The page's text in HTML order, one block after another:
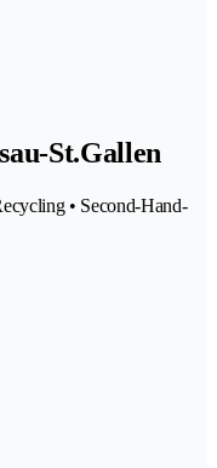
St.Gallen
• Second-Hand-